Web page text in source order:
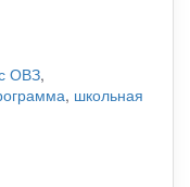
ОВЗ,
, школьная